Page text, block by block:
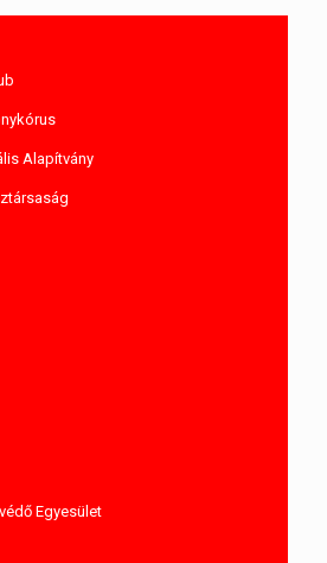
Alapítvány
Egyesület